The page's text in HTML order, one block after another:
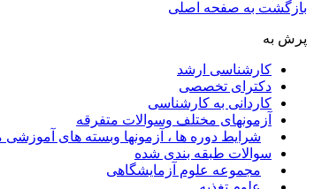
بازگشت به صفحه اصلی
پرش به
کارشناسی ارشد
دکترای تخصصی
کاردانی به کارشناسی
آزمونهای مختلف وسوالات متفرقه
شرایط دوره ها ، آزمونها وبسته های
سوالات طبقه بندی شده
مجموعه علوم آزمایشگاهی